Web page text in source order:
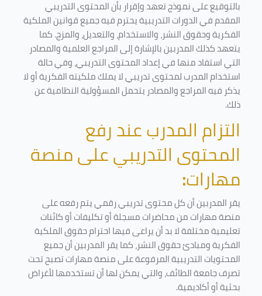
بالتوقيع على نموذج تعهد وإقرار بأن المحتوى التدريبي
المقدم في الدورات التدريبية يحترم فيه جميع قوانين الملكية
الفكرية وحقوق النشر، والاستخدام، والتعديل، والمزج. كما
يتعهد كذلك المدربين بالإشارة إلى المراجع العلمية والمصادر
التي استفاد منها في إعداد المحتوى التدريبي، وفي حالة
استخدام المدرب لمحتوى تدريبي لا يملك ملكيته الفكرية أو لا
يذكر فيه المراجع والمصادر يتحمل المسؤولية النظامية عن
ذلك.
التزام المدرب عند رفع
المحتوى التدريبي على منصة
مهارات:
يقر المدربين أن كل محتوى تدريبي رقمي يتم رفعه على
منصة مهارات من محاضرات مسجلة أو تكليفات أو كائنات
تعليمية مختلفة لا بد أن يراعى فيها احترام حقوق الملكية
الفكرية ومبادئ حقوق النشر، كما يقر المدربين أن جميع
المحتويات التدريبية المرفوعة على منصة مهارات تصبح تحت
تصرف جامعة الطائف، والتي يمكن لها أن تستخدمها لأغراض
بحثية أو أكاديمية.